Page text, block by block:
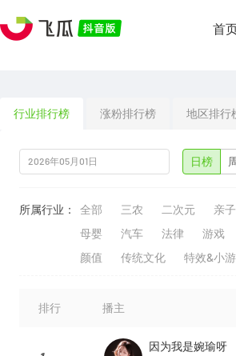
首
行业排行榜 涨粉排行榜 地区排行
日榜
所属行业： 全部 三农 二次元 亲子
母婴
汽车 法律 游戏
颜值
传统文化 特效&小
排行 播主
因为我是婉瑜呀